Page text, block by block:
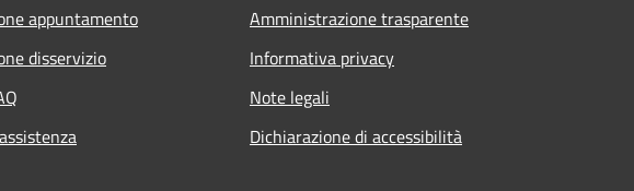
appuntamento
disservizio
Amministrazione trasparente
Informativa privacy
Note legali
Dichiarazione di accessibilità